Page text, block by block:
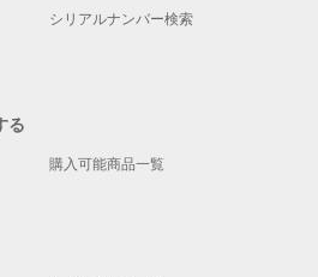
シリアルナンバー検索
る
購入可能商品一覧